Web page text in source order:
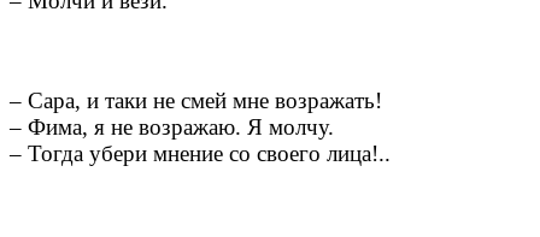
– Сара, и таки не смей мне возражать!
– Фима, я не возражаю. Я молчу.
– Тогда убери мнение со своего лица!..